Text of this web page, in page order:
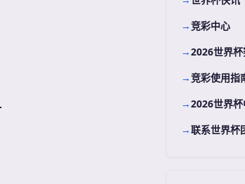
竞彩中心
2026世界
竞彩使用指
2026世界
联系世界杯